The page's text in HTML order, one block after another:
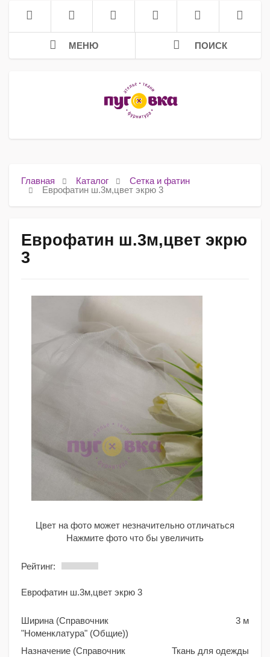
МЕНЮ ПОИСК
Главная Каталог
Сетка и фатин
Еврофатин ш.3м,цвет экрю 3
Еврофатин ш.3м,цвет экрю
3
Цвет на фото может незначительно отличаться
Нажмите фото что бы увеличить
Рейтинг:
Еврофатин ш.3м,цвет экрю 3
Ширина (Справочник
"Номенклатура" (Общие))
3 м
Назначение (Справочник
Ткань для одежды